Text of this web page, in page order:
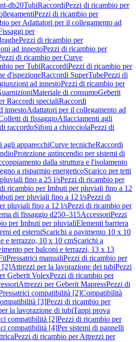
db20TubiRaccordiPezzi di ricambio per
Pezzi di ricambio per
per Adattatori per il collegamento ad
per
Pezzi di ricambio per
ad innestoPezzi di ricambio per
di ricambio per Curve
per TubiRaccordiPezzi di ricambio per
d'ispezioneRaccordi SuperTubePezzi di
ad innestoPezzi di ricambio per
Materiale di consumoGeberit
Raccordi specialiRaccordi
innestoAdattatori per il collegamento ad
di fissaggioAllacciamenti agli
raccordoSifoni a chiocciolaPezzi di
agli apparecchiCurve tecnicheRaccordi
Protezione antincendio per sistemi di
dalla struttura e l'isolamento
a risparmio energeticoScarico per tetti
fino a 25 l/sPezzi di ricambio per
ricambio per Imbuti per pluviali fino a 12
per pluviali fino a 12 l/sPezzi di
pluviali fino a 12 l/sPezzi di ricambio per
di fissaggio d250–315AccessoriPezzi
per Imbuti per pluvialiElementi barriera
ed esterniScarichi a pavimento 10 x 10
e terrazzo, 10 x 10 cmScarichi a
per balconi e terrazzi, 13 x 13
Pressatrici manualiPezzi di ricambio per
[2]Attrezzi per la lavorazione dei tubiPezzi
Geberit VolexPezzi di ricambio per
Attrezzi per Geberit MapressPezzi di
compatibilità [2]Compatibilità
[3]Pezzi di ricambio per
la lavorazione di tubiTappi prova
compatibilità [2]Pezzi di ricambio per
compatibilità [4]Per sistemi di pannelli
Pezzi di ricambio per Attrezzi per